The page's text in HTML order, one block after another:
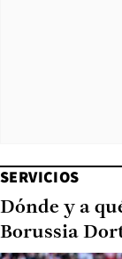
SERVICIOS
Dónde y a
Borussia